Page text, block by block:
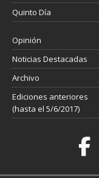
Quinto Día
Opinión
Noticias Destacadas
Archivo
Ediciones anteriores
(hasta el 5/6/2017)